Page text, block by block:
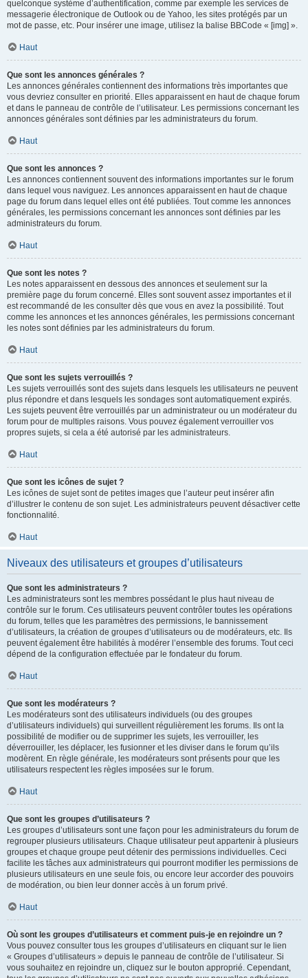
quelconque système d’authentification, comme par exemple les services de
messagerie électronique de Outlook ou de Yahoo, les sites protégés par un
mot de passe, etc. Pour insérer une image, utilisez la balise BBCode « [img] ».
Haut
Que sont les annonces générales ?
Les annonces générales contiennent des informations très importantes que
vous devriez consulter en priorité. Elles apparaissent en haut de chaque forum
et dans le panneau de contrôle de l’utilisateur. Les permissions concernant les
annonces générales sont définies par les administrateurs du forum.
Haut
Que sont les annonces ?
Les annonces contiennent souvent des informations importantes sur le forum
dans lequel vous naviguez. Les annonces apparaissent en haut de chaque
page du forum dans lequel elles ont été publiées. Tout comme les annonces
générales, les permissions concernant les annonces sont définies par les
administrateurs du forum.
Haut
Que sont les notes ?
Les notes apparaissent en dessous des annonces et seulement sur la
première page du forum concerné. Elles sont souvent assez importantes et il
est recommandé de les consulter dès que vous en avez la possibilité. Tout
comme les annonces et les annonces générales, les permissions concernant
les notes sont définies par les administrateurs du forum.
Haut
Que sont les sujets verrouillés ?
Les sujets verrouillés sont des sujets dans lesquels les utilisateurs ne peuvent
plus répondre et dans lesquels les sondages sont automatiquement expirés.
Les sujets peuvent être verrouillés par un administrateur ou un modérateur du
forum pour de multiples raisons. Vous pouvez également verrouiller vos
propres sujets, si cela a été autorisé par les administrateurs.
Haut
Que sont les icônes de sujet ?
Les icônes de sujet sont de petites images que l’auteur peut insérer afin
d’illustrer le contenu de son sujet. Les administrateurs peuvent désactiver cette
fonctionnalité.
Haut
Niveaux des utilisateurs et groupes d’utilisateurs
Que sont les administrateurs ?
Les administrateurs sont les membres possédant le plus haut niveau de
contrôle sur le forum. Ces utilisateurs peuvent contrôler toutes les opérations
du forum, telles que les paramètres des permissions, le bannissement
d’utilisateurs, la création de groupes d’utilisateurs ou de modérateurs, etc. Ils
peuvent également être habilités à modérer l’ensemble des forums. Tout ceci
dépend de la configuration effectuée par le fondateur du forum.
Haut
Que sont les modérateurs ?
Les modérateurs sont des utilisateurs individuels (ou des groupes
d’utilisateurs individuels) qui surveillent régulièrement les forums. Ils ont la
possibilité de modifier ou de supprimer les sujets, les verrouiller, les
déverrouiller, les déplacer, les fusionner et les diviser dans le forum qu’ils
modèrent. En règle générale, les modérateurs sont présents pour que les
utilisateurs respectent les règles imposées sur le forum.
Haut
Que sont les groupes d’utilisateurs ?
Les groupes d’utilisateurs sont une façon pour les administrateurs du forum de
regrouper plusieurs utilisateurs. Chaque utilisateur peut appartenir à plusieurs
groupes et chaque groupe peut détenir des permissions individuelles. Ceci
facilite les tâches aux administrateurs qui pourront modifier les permissions de
plusieurs utilisateurs en une seule fois, ou encore leur accorder des pouvoirs
de modération, ou bien leur donner accès à un forum privé.
Haut
Où sont les groupes d’utilisateurs et comment puis-je en rejoindre un ?
Vous pouvez consulter tous les groupes d’utilisateurs en cliquant sur le lien
« Groupes d’utilisateurs » depuis le panneau de contrôle de l’utilisateur. Si
vous souhaitez en rejoindre un, cliquez sur le bouton approprié. Cependant,